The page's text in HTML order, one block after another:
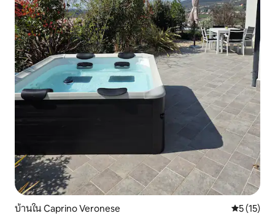
บ้านใน Caprino Veronese คะแนนเฉลี่
5 (15)